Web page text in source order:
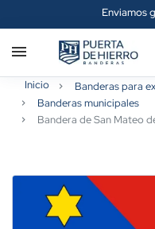
Enviamos
Inicio Banderas para
Banderas municipales
Bandera de San Mateo